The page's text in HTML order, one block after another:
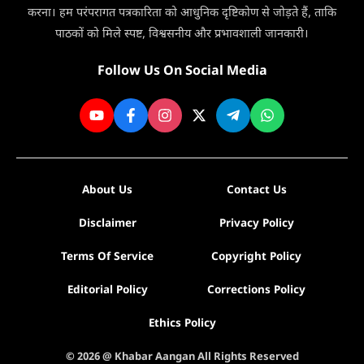
3
दिन
सेवा
करना। हम परंपरागत पत्रकारिता को आधुनिक दृष्टिकोण से जोड़ते हैं, ताकि
पाठकों को मिले स्पष्ट, विश्वसनीय और प्रभावशाली जानकारी।
Follow Us On Social Media
About Us Contact Us
Disclaimer Privacy Policy
Terms Of Service Copyright Policy
Editorial Policy Corrections Policy
Ethics Policy
© 2026 @ Khabar Aangan All Rights Reserved